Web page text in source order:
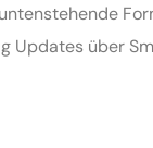
Updates über